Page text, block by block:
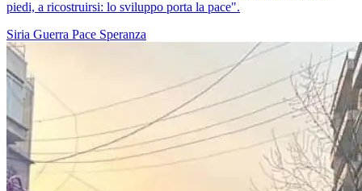
piedi, a ricostruirsi: lo sviluppo porta la pace".
Siria Guerra Pace Speranza